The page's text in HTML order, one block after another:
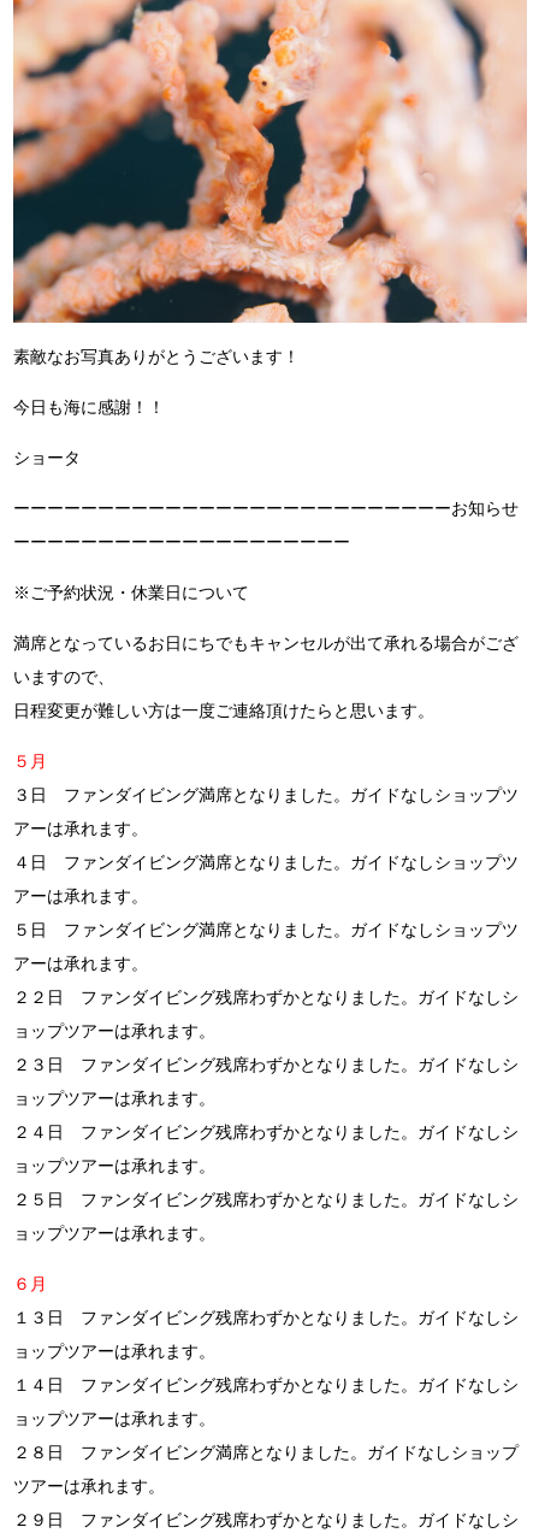
素敵なお写真ありがとうございます！
今日も海に感謝！！
ショータ
ーーーーーーーーーーーーーーーーーーーーーーーーーーお知らせ
ーーーーーーーーーーーーーーーーーーーー
※ご予約状況・休業日について
満席となっているお日にちでもキャンセルが出て承れる場合がござ
いますので、
日程変更が難しい方は一度ご連絡頂けたらと思います。
５月
３日 ファンダイビング満席となりました。ガイドなしショップツ
アーは承れます。
４日 ファンダイビング満席となりました。ガイドなしショップツ
アーは承れます。
５日 ファンダイビング満席となりました。ガイドなしショップツ
アーは承れます。
２２日 ファンダイビング残席わずかとなりました。ガイドなしシ
ョップツアーは承れます。
２３日 ファンダイビング残席わずかとなりました。ガイドなしシ
ョップツアーは承れます。
２４日 ファンダイビング残席わずかとなりました。ガイドなしシ
ョップツアーは承れます。
２５日 ファンダイビング残席わずかとなりました。ガイドなしシ
ョップツアーは承れます。
６月
１３日 ファンダイビング残席わずかとなりました。ガイドなしシ
ョップツアーは承れます。
１４日 ファンダイビング残席わずかとなりました。ガイドなしシ
ョップツアーは承れます。
２８日 ファンダイビング満席となりました。ガイドなしショップ
ツアーは承れます。
２９日 ファンダイビング残席わずかとなりました。ガイドなしシ